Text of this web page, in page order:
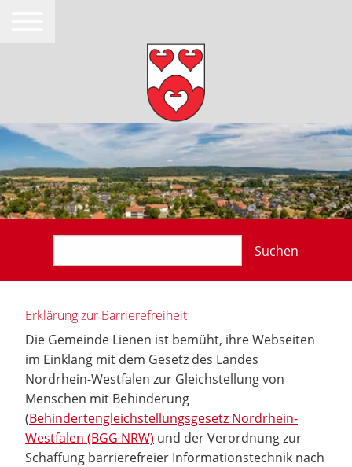
Suchen
Erklärung zur Barrierefreiheit
Die Gemeinde Lienen ist bemüht, ihre Webseiten
im Einklang mit dem Gesetz des Landes
Nordrhein-Westfalen zur Gleichstellung von
Menschen mit Behinderung
(Behindertengleichstellungsgesetz Nordrhein-
Westfalen (BGG NRW) und der Verordnung zur
Schaffung barrierefreier Informationstechnik nach